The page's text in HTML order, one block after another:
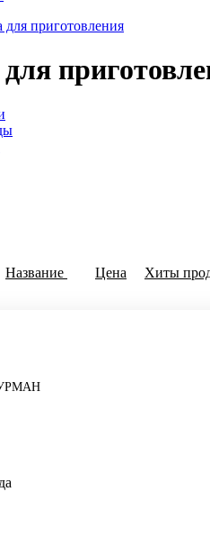
для приготовления
для
Название Цена Хиты